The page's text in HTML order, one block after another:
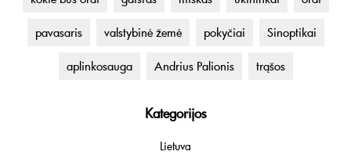
pavasaris valstybinė žemė pokyčiai Sinoptikai
aplinkosauga Andrius Palionis trąšos
Kategorijos
Lietuva